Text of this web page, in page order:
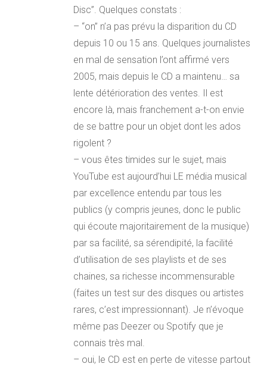
Disc”. Quelques constats :
– “on” n’a pas prévu la disparition du CD
depuis 10 ou 15 ans. Quelques journalistes
en mal de sensation l’ont affirmé vers
2005, mais depuis le CD a maintenu… sa
lente détérioration des ventes. Il est
encore là, mais franchement a-t-on envie
de se battre pour un objet dont les ados
rigolent ?
– vous êtes timides sur le sujet, mais
YouTube est aujourd’hui LE média musical
par excellence entendu par tous les
publics (y compris jeunes, donc le public
qui écoute majoritairement de la musique)
par sa facilité, sa sérendipité, la facilité
d’utilisation de ses playlists et de ses
chaines, sa richesse incommensurable
(faites un test sur des disques ou artistes
rares, c’est impressionnant). Je n’évoque
même pas Deezer ou Spotify que je
connais très mal.
– oui, le CD est en perte de vitesse partout